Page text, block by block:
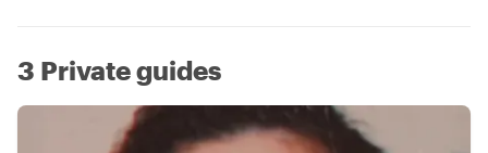
3 Private guides